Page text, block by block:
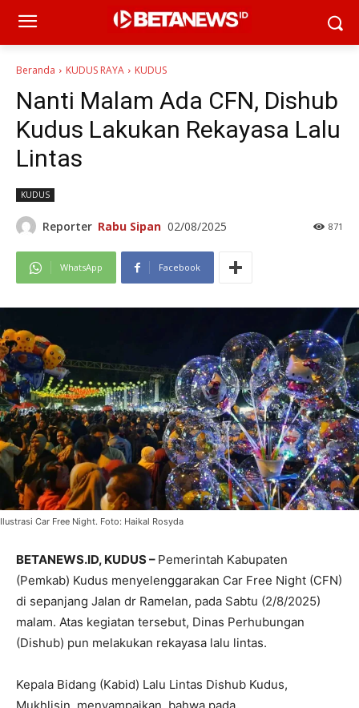
Beranda KUDUS RAYA KUDUS
Nanti Malam Ada CFN, Dishub
Kudus Lakukan Rekayasa Lalu
Lintas
KUDUS
Reporter Rabu Sipan 02/08/2025 871
WhatsApp Facebook
Ilustrasi Car Free Night. Foto: Haikal Rosyda
BETANEWS.ID, KUDUS – Pemerintah Kabupaten
(Pemkab) Kudus menyelenggarakan Car Free Night (CFN)
di sepanjang Jalan dr Ramelan, pada Sabtu (2/8/2025)
malam. Atas kegiatan tersebut, Dinas Perhubungan
(Dishub) pun melakukan rekayasa lalu lintas.
Kepala Bidang (Kabid) Lalu Lintas Dishub Kudus,
Mukhlisin, menyampaikan, bahwa pada